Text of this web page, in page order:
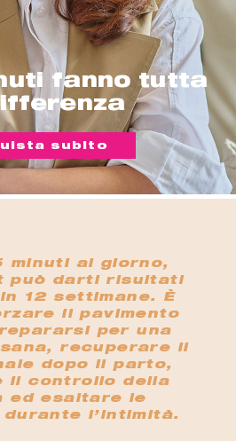
fanno tutta
subito
minuti al giorno,
può darti risultati
12 settimane. È
il pavimento
per una
recuperare il
dopo il parto,
il controllo della
ed esaltare le
durante l’intimità.